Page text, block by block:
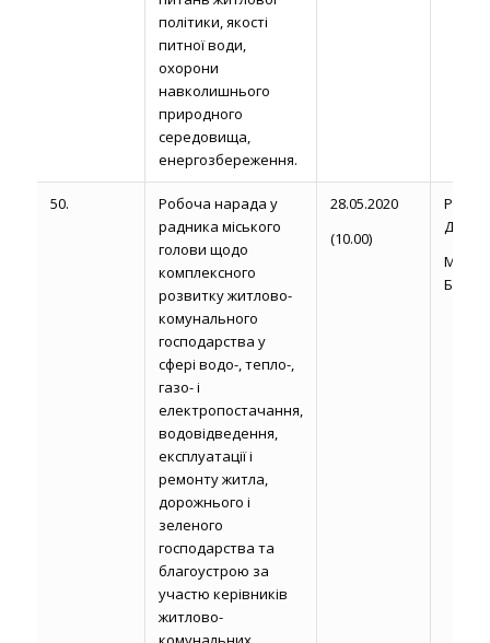
політики, якості
питної води,
охорони
навколишнього
природного
середовища,
енергозбереження.
50.
Робоча нарада у
радника міського
голови щодо
комплексного
розвитку житлово-
комунального
господарства у
сфері водо-, тепло-,
газо- і
електропостачання,
водовідведення,
експлуатації і
ремонту житла,
дорожнього і
зеленого
господарства та
благоустрою за
участю керівників
житлово-
28.05.2020
(10.00)
Д.
Б.П.